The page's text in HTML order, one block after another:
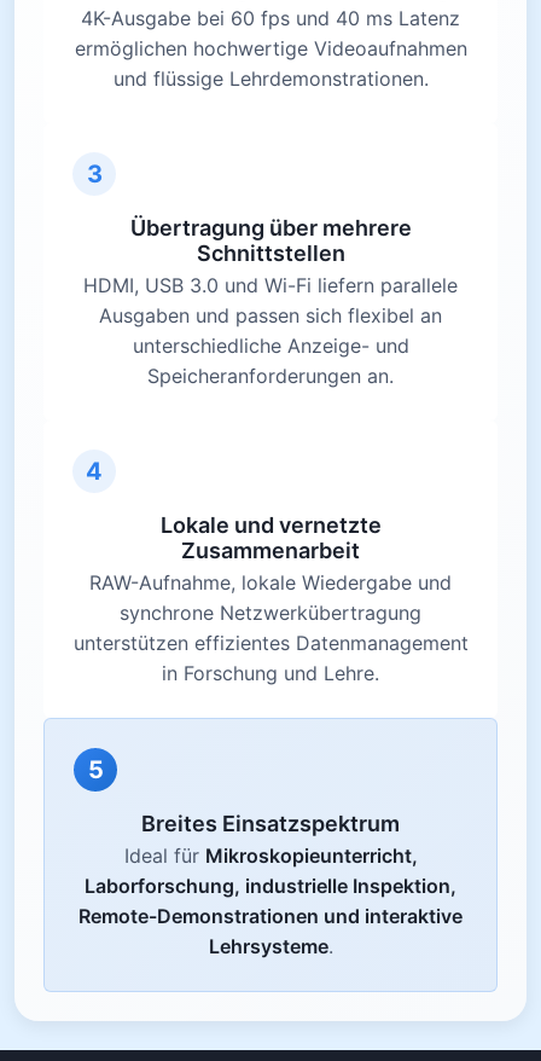
4K-Ausgabe bei 60 fps und 40 ms Latenz
ermöglichen hochwertige Videoaufnahmen
und flüssige Lehrdemonstrationen.
3
Übertragung über mehrere
Schnittstellen
HDMI, USB 3.0 und Wi-Fi liefern parallele
Ausgaben und passen sich flexibel an
unterschiedliche Anzeige- und
Speicheranforderungen an.
4
Lokale und vernetzte
Zusammenarbeit
RAW-Aufnahme, lokale Wiedergabe und
synchrone Netzwerkübertragung
unterstützen effizientes Datenmanagement
in Forschung und Lehre.
5
Breites Einsatzspektrum
Ideal für Mikroskopieunterricht,
Laborforschung, industrielle Inspektion,
Remote-Demonstrationen und interaktive
Lehrsysteme.